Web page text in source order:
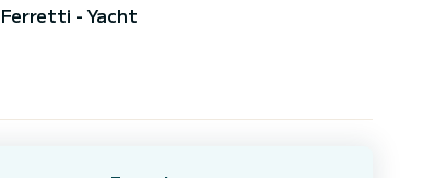
Ferretti - Yacht